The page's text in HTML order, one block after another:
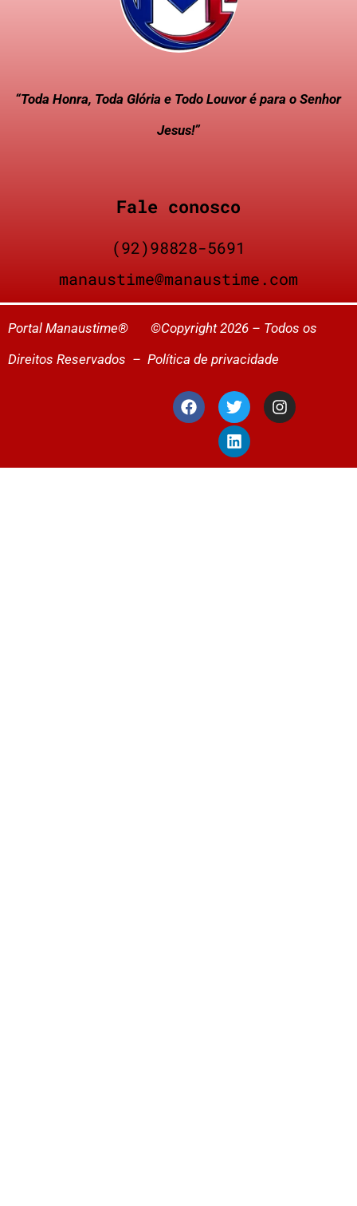
“Toda Honra, Toda Glória e Todo Louvor é para o Senhor
Jesus!”
Fale conosco
(92)98828-5691
manaustime@manaustime.com
Portal Manaustime® ©Copyright 2026 – Todos os
Direitos Reservados – Política de privacidade